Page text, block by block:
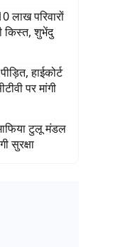
लाख परिवारों
किस्त, शुभेंदु
हाईकोर्ट
पर मांगी
टुलू मंडल
सुरक्षा